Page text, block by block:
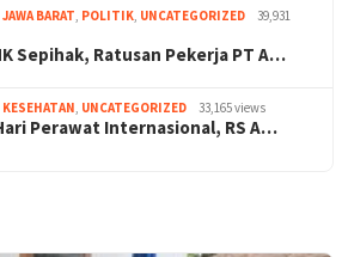
JAWA BARAT, POLITIK, UNCATEGORIZED
39,931
Sepihak, Ratusan Pekerja PT A…
KESEHATAN, UNCATEGORIZED 33,165 views
Perawat Internasional, RS A…